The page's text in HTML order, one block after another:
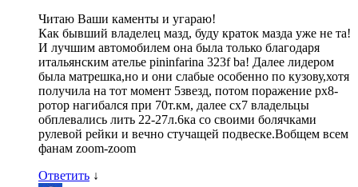
Читаю Ваши каменты и угараю!
Как бывший владелец мазд, буду краток мазда уже не та!
И лучшим автомобилем она была только благодаря
итальянским ателье pininfarina 323f ba! Далее лидером
была матрешка,но и они слабые особенно по кузову,хотя
получила на тот момент 5звезд, потом поражение рх8-
ротор нагибался при 70т.км, далее сх7 владельцы
обплевались лить 22-27л.6ка со своими болячками
рулевой рейки и вечно стучащей подвеске.Вобщем всем
фанам zoom-zoom
Ответить ↓